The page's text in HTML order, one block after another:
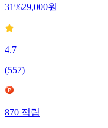
31%29,000원
4.7
(557)
870 적립